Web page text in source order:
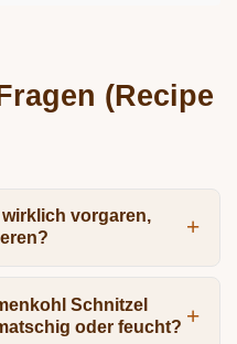
(Recipe
vorgaren,
Schnitzel
oder feucht?